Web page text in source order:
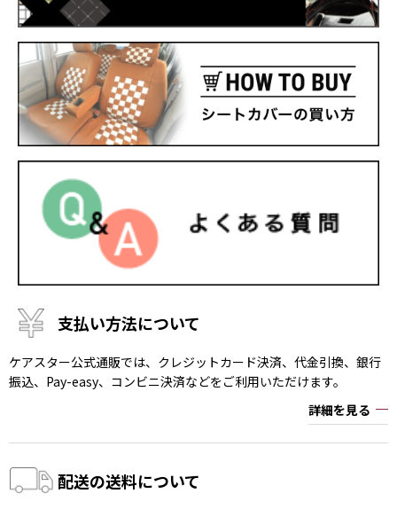
支払い方法について
ケアスター公式通販では、クレジットカード決済、代金引換、銀行
振込、Pay-easy、コンビニ決済などをご利用いただけます。
詳細を見る
配送の送料について